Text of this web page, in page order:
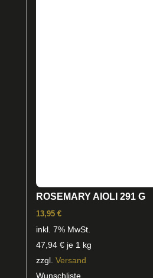
ROSEMARY AIOLI 291 G
13,95 €
inkl. 7% MwSt.
47,94 €je 1 kg
zzgl. Versand
Wunschliste